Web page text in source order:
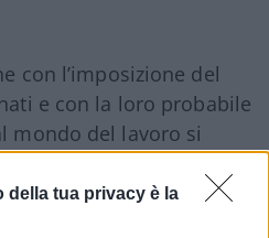
della tua privacy è la
con l’imposizione del
e con la loro probabile
mondo del lavoro si
questo capro
il consenso popolare